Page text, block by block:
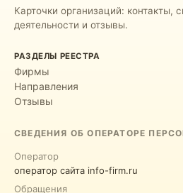
Карточки организаций: контакты,
деятельности и отзывы.
РАЗДЕЛЫ РЕЕСТРА
Фирмы
Направления
Отзывы
СВЕДЕНИЯ ОБ ОПЕРАТОРЕ
Оператор
оператор сайта info-firm.ru
Обращения